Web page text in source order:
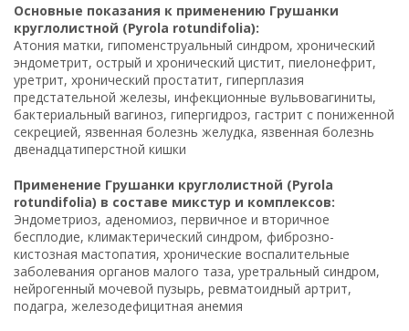
Основные показания к применению Грушанки
круглолистной (Pyrola rotundifolia):
Атония матки, гипоменструальный синдром, хронический
эндометрит, острый и хронический цистит, пиелонефрит,
уретрит, хронический простатит, гиперплазия
предстательной железы, инфекционные вульвовагиниты,
бактериальный вагиноз, гипергидроз, гастрит с пониженной
секрецией, язвенная болезнь желудка, язвенная болезнь
двенадцатиперстной кишки
Применение Грушанки круглолистной (Pyrola
rotundifolia) в составе микстур и комплексов:
Эндометриоз, аденомиоз, первичное и вторичное
бесплодие, климактерический синдром, фиброзно-
кистозная мастопатия, хронические воспалительные
заболевания органов малого таза, уретральный синдром,
нейрогенный мочевой пузырь, ревматоидный артрит,
подагра, железодефицитная анемия